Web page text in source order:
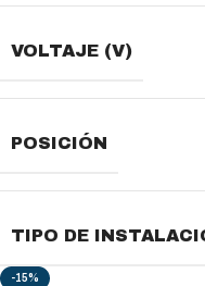
VOLTAJE (V)
POSICIÓN
TIPO DE
-15%